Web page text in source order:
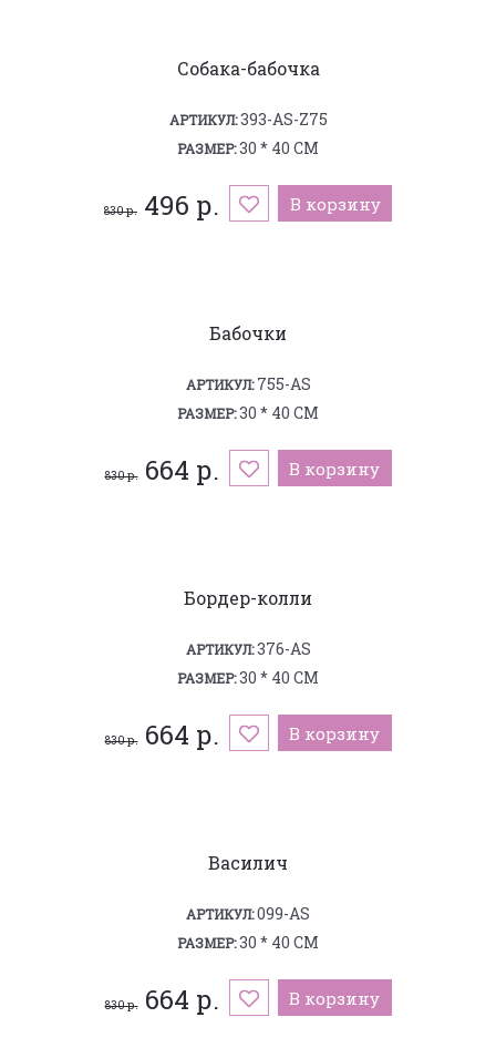
Собака-бабочка
АРТИКУЛ:393-AS-Z75
РАЗМЕР:30 * 40 СМ
830 р. 496 р. В корзину
Бабочки
АРТИКУЛ:755-AS
РАЗМЕР:30 * 40 СМ
830 р.664 р. В корзину
Бордер-колли
АРТИКУЛ:376-AS
РАЗМЕР:30 * 40 СМ
830 р.664 р. В корзину
Василич
АРТИКУЛ:099-AS
РАЗМЕР:30 * 40 СМ
830 р.664 р. В корзину